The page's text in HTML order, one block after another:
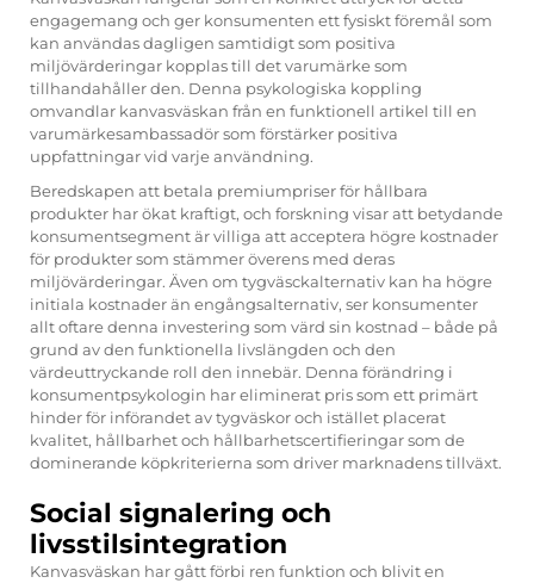
engagemang och ger konsumenten ett fysiskt föremål som
kan användas dagligen samtidigt som positiva
miljövärderingar kopplas till det varumärke som
tillhandahåller den. Denna psykologiska koppling
omvandlar kanvasväskan från en funktionell artikel till en
varumärkesambassadör som förstärker positiva
uppfattningar vid varje användning.
Beredskapen att betala premiumpriser för hållbara
produkter har ökat kraftigt, och forskning visar att betydande
konsumentsegment är villiga att acceptera högre kostnader
för produkter som stämmer överens med deras
miljövärderingar. Även om tygväsckalternativ kan ha högre
initiala kostnader än engångsalternativ, ser konsumenter
allt oftare denna investering som värd sin kostnad – både på
grund av den funktionella livslängden och den
värdeuttryckande roll den innebär. Denna förändring i
konsumentpsykologin har eliminerat pris som ett primärt
hinder för införandet av tygväskor och istället placerat
kvalitet, hållbarhet och hållbarhetscertifieringar som de
dominerande köpkriterierna som driver marknadens tillväxt.
Social signalering och
livsstilsintegration
Kanvasväskan har gått förbi ren funktion och blivit en